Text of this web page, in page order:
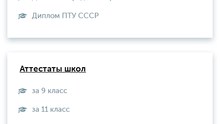
Диплом ПТУ СССР
Аттестаты школ
за 9 класс
за 11 класс